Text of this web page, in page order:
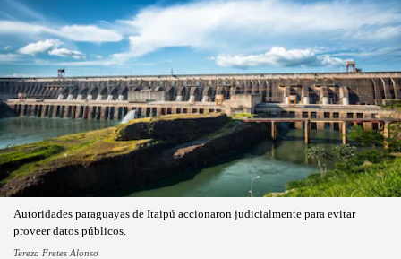
Autoridades paraguayas de Itaipú accionaron judicialmente para evitar
proveer datos públicos.
Tereza Fretes Alonso